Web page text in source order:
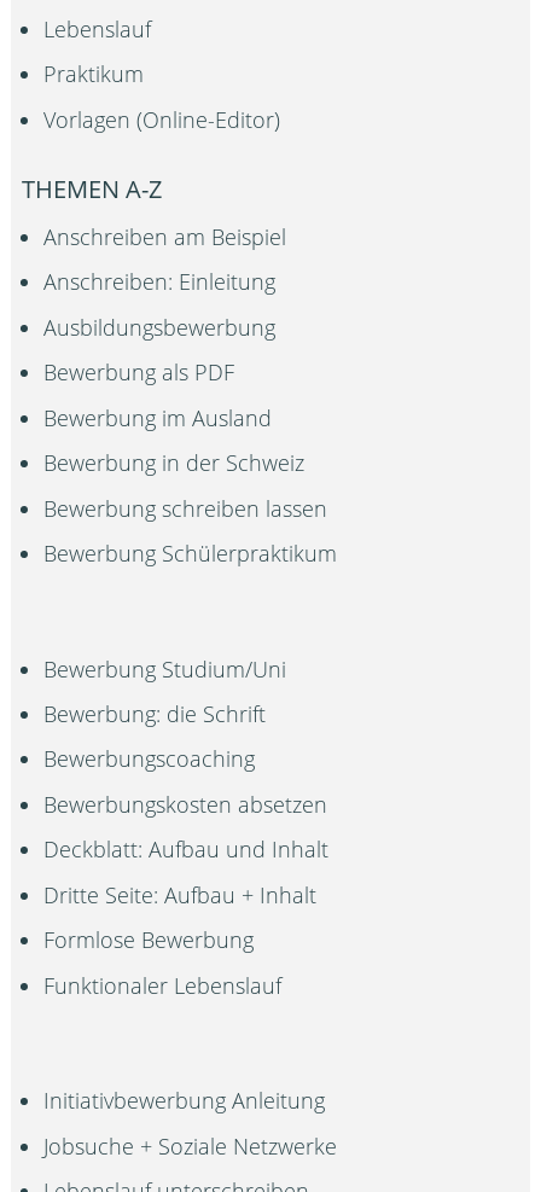
Lebenslauf
Praktikum
Vorlagen (Online-Editor)
THEMEN A-Z
Anschreiben am Beispiel
Anschreiben: Einleitung
Ausbildungsbewerbung
Bewerbung als PDF
Bewerbung im Ausland
Bewerbung in der Schweiz
Bewerbung schreiben lassen
Bewerbung Schülerpraktikum
Bewerbung Studium/Uni
Bewerbung: die Schrift
Bewerbungscoaching
Bewerbungskosten absetzen
Deckblatt: Aufbau und Inhalt
Dritte Seite: Aufbau + Inhalt
Formlose Bewerbung
Funktionaler Lebenslauf
Initiativbewerbung Anleitung
Jobsuche + Soziale Netzwerke